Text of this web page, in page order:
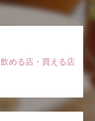
飲める店・買える店